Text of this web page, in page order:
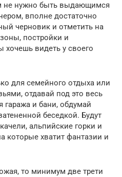
не нужно быть выдающимся
вполне достаточно
черновик и отметить на
постройки и
видеть у своего
для семейного отдыха или
отдавай под это весь
гаража и бани, обдумай
беседкой. Будут
альпийские горки и
которые хватит фантазии и
то минимум две трети